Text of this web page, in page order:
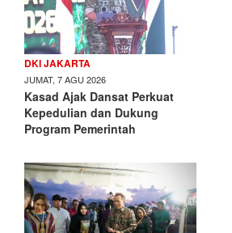
DKI JAKARTA
JUMAT, 7 AGU 2026
Kasad Ajak Dansat Perkuat
Kepedulian dan Dukung
Program Pemerintah